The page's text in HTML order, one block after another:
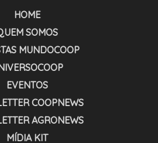
HOME
SOMOS
MUNDOCOOP
EVENTOS
COOPNEWS
AGRONEWS
MÍDIA KIT